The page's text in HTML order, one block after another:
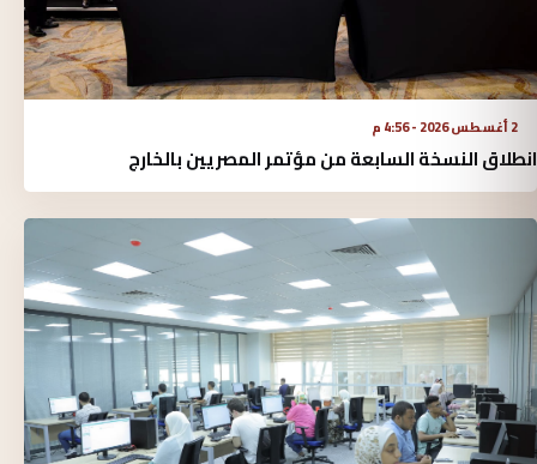
2 أغسطس 2026 - 4:56 م
انطلاق النسخة السابعة من مؤتمر المصريين بالخارج